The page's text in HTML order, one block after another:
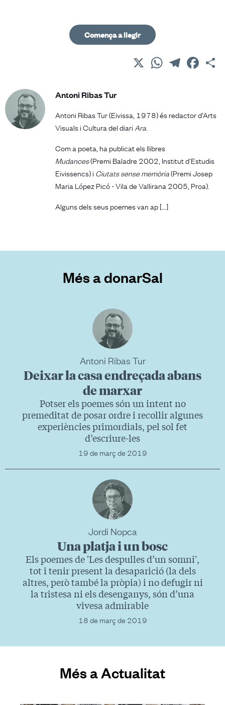
Comença a llegir
WhatsAppTelegram
Antoni Ribas Tur
Antoni Ribas Tur (Eivissa, 1978) és redactor d’Arts
Visuals i Cultura del diariAra.
Com a poeta, ha publicat els llibres
Mudances(Premi Baladre 2002, Institut d’Estudis
Eivissencs) i Ciutats sense memòria(Premi Josep
Maria López Picó - Vila de Vallirana 2005, Proa).
Alguns dels seus poemes van ap [...]
Més a donarSal
Antoni Ribas Tur
Deixar la casa endreçada abans
de marxar
Potser els poemes són un intent no
premeditat de posar ordre i recollir algunes
experiències primordials, pel sol fet
d’escriure-les
19 de març de 2019
Jordi Nopca
Una platja i un bosc
Els poemes de 'Les despulles d’un somni',
tot i tenir present la desaparició (la dels
altres, però també la pròpia) i no defugir ni
la tristesa ni els desenganys, són d’una
vivesa admirable
18 de març de 2019
Més a Actualitat